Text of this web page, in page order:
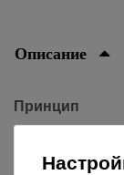
Описание
Принцип
слишком